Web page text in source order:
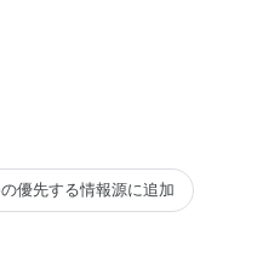
優先する情報源に追加